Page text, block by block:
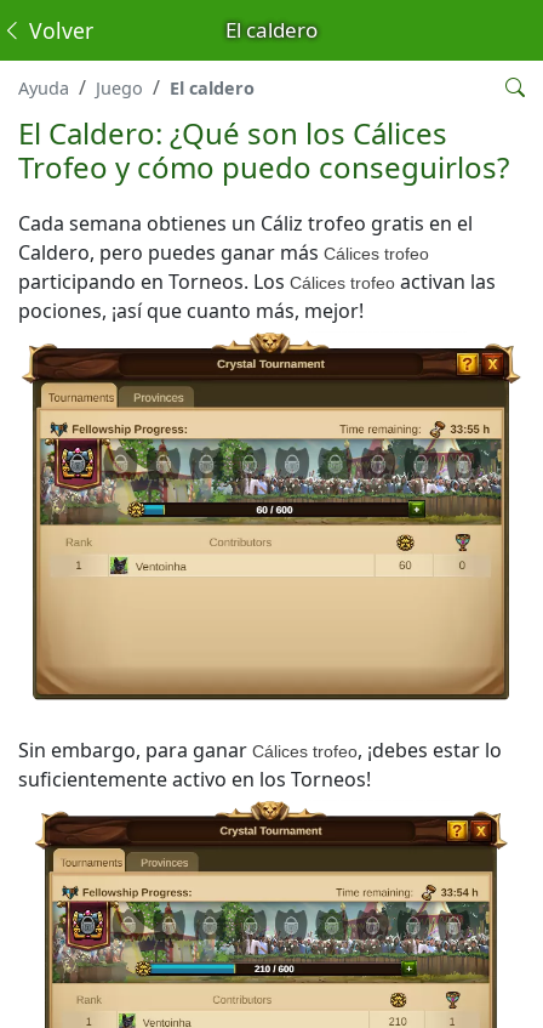
El caldero
Volver
Ayuda Juego El caldero
El Caldero: ¿Qué son los Cálices
Trofeo y cómo puedo conseguirlos?
Cada semana obtienes un Cáliz trofeo gratis en el
Caldero, pero puedes ganar más Cálices trofeo
participando en Torneos. Los Cálices trofeo activan las
pociones, ¡así que cuanto más, mejor!
Sin embargo, para ganar Cálices trofeo, ¡debes estar lo
suficientemente activo en los Torneos!